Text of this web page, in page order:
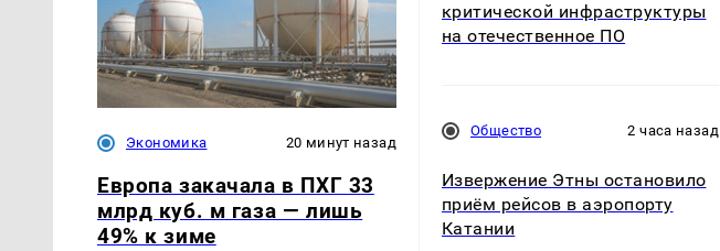
Экономика 20 минут назад
Европа закачала в ПХГ 33
млрд куб. м газа — лишь
49% к зиме
критической инфраструктуры
на отечественное ПО
Общество 2 часа назад
Извержение Этны остановило
приём рейсов в аэропорту
Катании